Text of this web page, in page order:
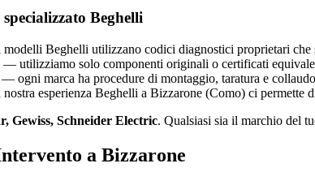
Beghelli
Beghelli utilizzano codici diagnostici proprietari che
— utilizziamo solo componenti originali o certificati
— ogni marca ha procedure di montaggio, taratura e
esperienza Beghelli a Bizzarone (Como) ci permette
Gewiss, Schneider Electric. Qualsiasi sia il marchio del
a Bizzarone